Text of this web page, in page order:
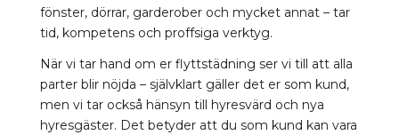
fönster, dörrar, garderober och mycket annat – tar
tid, kompetens och proffsiga verktyg.
När vi tar hand om er flyttstädning ser vi till att alla
parter blir nöjda – självklart gäller det er som kund,
men vi tar också hänsyn till hyresvärd och nya
hyresgäster. Det betyder att du som kund kan vara